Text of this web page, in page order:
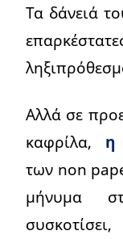
Τα δάνειά
Αλλά σε
καφρίλα, η
των non
μήνυμα